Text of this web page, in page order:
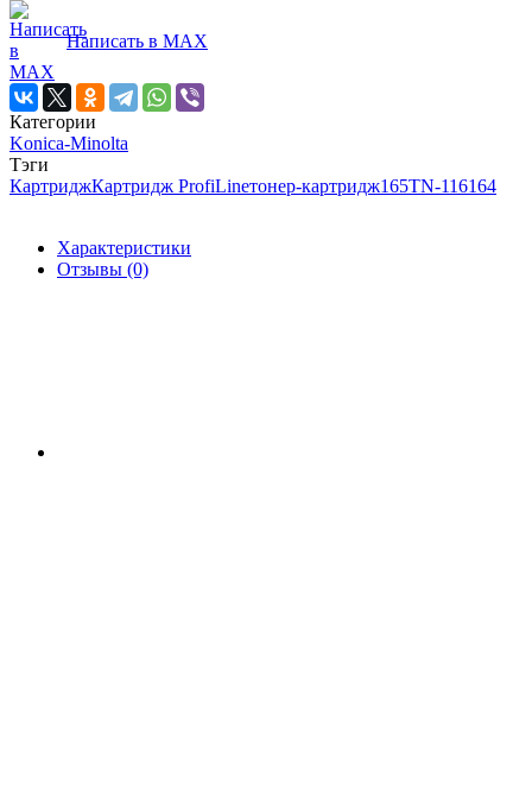
Написать в MAX
Категории
Konica-Minolta
Тэги
КартриджКартридж ProfiLineтонер-картридж165TN-116164
Характеристики
Отзывы (0)